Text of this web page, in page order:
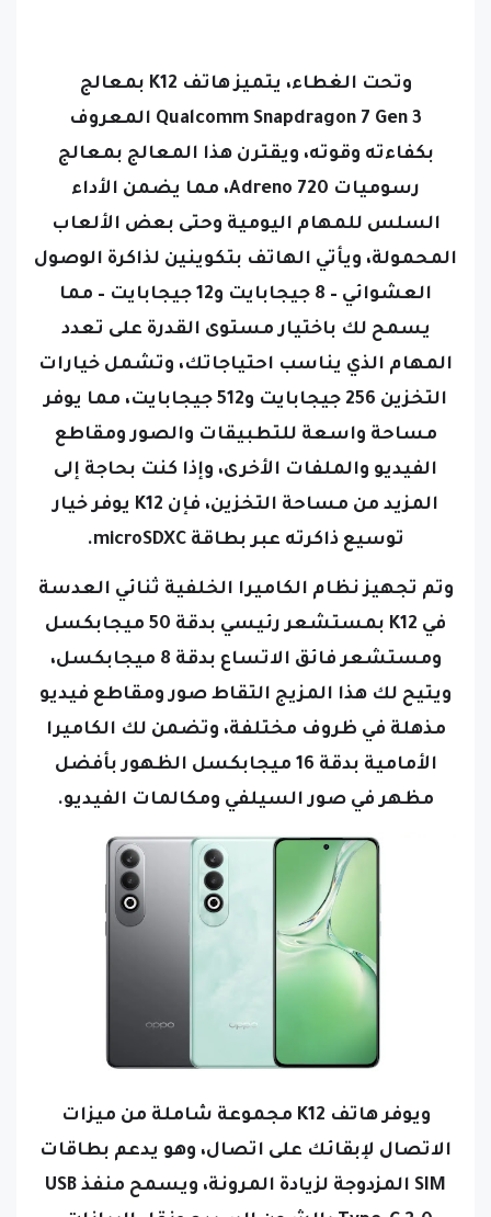
وتحت الغطاء، يتميز هاتف K12 بمعالج
Qualcomm Snapdragon 7 Gen 3 المعروف
بكفاءته وقوته، ويقترن هذا المعالج بمعالج
رسوميات Adreno 720، مما يضمن الأداء
السلس للمهام اليومية وحتى بعض الألعاب
المحمولة، ويأتي الهاتف بتكوينين لذاكرة الوصول
العشوائي – 8 جيجابايت و12 جيجابايت – مما
يسمح لك باختيار مستوى القدرة على تعدد
المهام الذي يناسب احتياجاتك، وتشمل خيارات
التخزين 256 جيجابايت و512 جيجابايت، مما يوفر
مساحة واسعة للتطبيقات والصور ومقاطع
الفيديو والملفات الأخرى، وإذا كنت بحاجة إلى
المزيد من مساحة التخزين، فإن K12 يوفر خيار
توسيع ذاكرته عبر بطاقة microSDXC.
وتم تجهيز نظام الكاميرا الخلفية ثنائي العدسة
في K12 بمستشعر رئيسي بدقة 50 ميجابكسل
ومستشعر فائق الاتساع بدقة 8 ميجابكسل،
ويتيح لك هذا المزيج التقاط صور ومقاطع فيديو
مذهلة في ظروف مختلفة، وتضمن لك الكاميرا
الأمامية بدقة 16 ميجابكسل الظهور بأفضل
مظهر في صور السيلفي ومكالمات الفيديو.
ويوفر هاتف K12 مجموعة شاملة من ميزات
الاتصال لإبقائك على اتصال، وهو يدعم بطاقات
SIM المزدوجة لزيادة المرونة، ويسمح منفذ USB